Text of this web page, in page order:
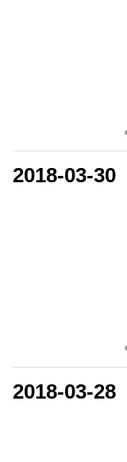
2018-03-30
2018-03-28